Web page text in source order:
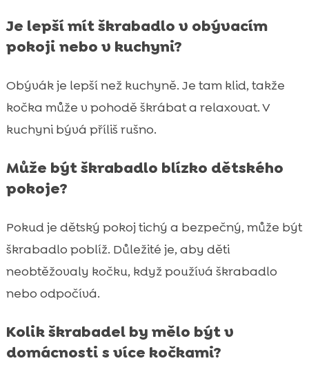
Je lepší mít škrabadlo v obývacím
pokoji nebo v kuchyni?
Obývák je lepší než kuchyně. Je tam klid, takže
kočka může v pohodě škrábat a relaxovat. V
kuchyni bývá příliš rušno.
Může být škrabadlo blízko dětského
pokoje?
Pokud je dětský pokoj tichý a bezpečný, může být
škrabadlo poblíž. Důležité je, aby děti
neobtěžovaly kočku, když používá škrabadlo
nebo odpočívá.
Kolik škrabadel by mělo být v
domácnosti s více kočkami?